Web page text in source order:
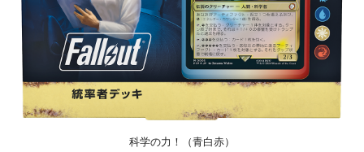
科学の力！（青白赤）